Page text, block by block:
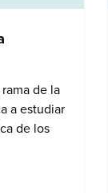
de la
a estudiar
de los